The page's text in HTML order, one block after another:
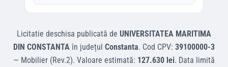
Licitatie deschisa publicată de UNIVERSITATEA MARITIMA
DIN CONSTANTA în județul Constanta. Cod CPV: 39100000-3
— Mobilier (Rev.2). Valoare estimată: 127.630 lei. Data limită